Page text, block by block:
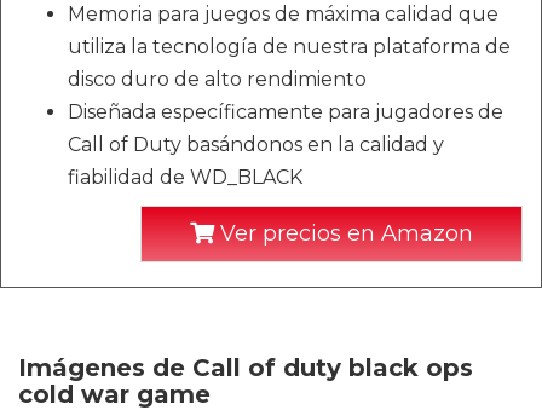
Memoria para juegos de máxima calidad que
utiliza la tecnología de nuestra plataforma de
disco duro de alto rendimiento
Diseñada específicamente para jugadores de
Call of Duty basándonos en la calidad y
fiabilidad de WD_BLACK
Ver precios en Amazon
Imágenes de Call of duty black ops
cold war game